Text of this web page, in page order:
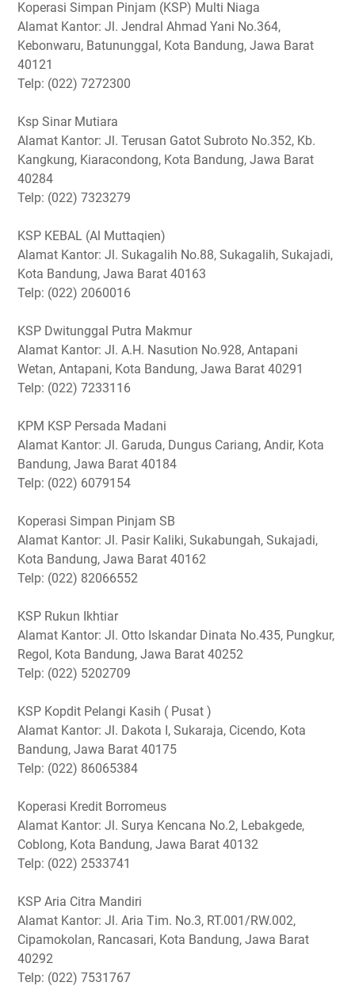
Koperasi Simpan Pinjam (KSP) Multi Niaga
Alamat Kantor: Jl. Jendral Ahmad Yani No.364,
Kebonwaru, Batununggal, Kota Bandung, Jawa Barat
40121
Telp: (022) 7272300
Ksp Sinar Mutiara
Alamat Kantor: Jl. Terusan Gatot Subroto No.352, Kb.
Kangkung, Kiaracondong, Kota Bandung, Jawa Barat
40284
Telp: (022) 7323279
KSP KEBAL (Al Muttaqien)
Alamat Kantor: Jl. Sukagalih No.88, Sukagalih, Sukajadi,
Kota Bandung, Jawa Barat 40163
Telp: (022) 2060016
KSP Dwitunggal Putra Makmur
Alamat Kantor: Jl. A.H. Nasution No.928, Antapani
Wetan, Antapani, Kota Bandung, Jawa Barat 40291
Telp: (022) 7233116
KPM KSP Persada Madani
Alamat Kantor: Jl. Garuda, Dungus Cariang, Andir, Kota
Bandung, Jawa Barat 40184
Telp: (022) 6079154
Koperasi Simpan Pinjam SB
Alamat Kantor: Jl. Pasir Kaliki, Sukabungah, Sukajadi,
Kota Bandung, Jawa Barat 40162
Telp: (022) 82066552
KSP Rukun Ikhtiar
Alamat Kantor: Jl. Otto Iskandar Dinata No.435, Pungkur,
Regol, Kota Bandung, Jawa Barat 40252
Telp: (022) 5202709
KSP Kopdit Pelangi Kasih ( Pusat )
Alamat Kantor: Jl. Dakota I, Sukaraja, Cicendo, Kota
Bandung, Jawa Barat 40175
Telp: (022) 86065384
Koperasi Kredit Borromeus
Alamat Kantor: Jl. Surya Kencana No.2, Lebakgede,
Coblong, Kota Bandung, Jawa Barat 40132
Telp: (022) 2533741
KSP Aria Citra Mandiri
Alamat Kantor: Jl. Aria Tim. No.3, RT.001/RW.002,
Cipamokolan, Rancasari, Kota Bandung, Jawa Barat
40292
Telp: (022) 7531767